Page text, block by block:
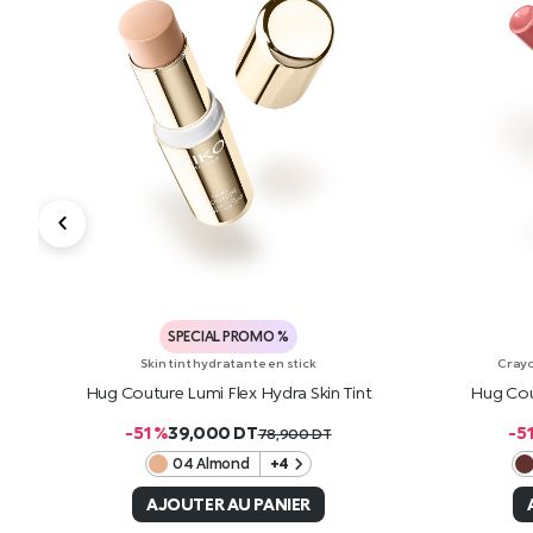
SPECIAL PROMO %
Skin tint hydratante en stick
Hug Couture Lumi Flex Hydra Skin Tint
-51 %39,000 DT78,900DT
04 Almond +4
AJOUTER AU PANIER
Hug
-